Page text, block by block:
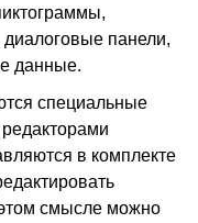
панели,
данные.
специальные
в комплекте
смысле можно